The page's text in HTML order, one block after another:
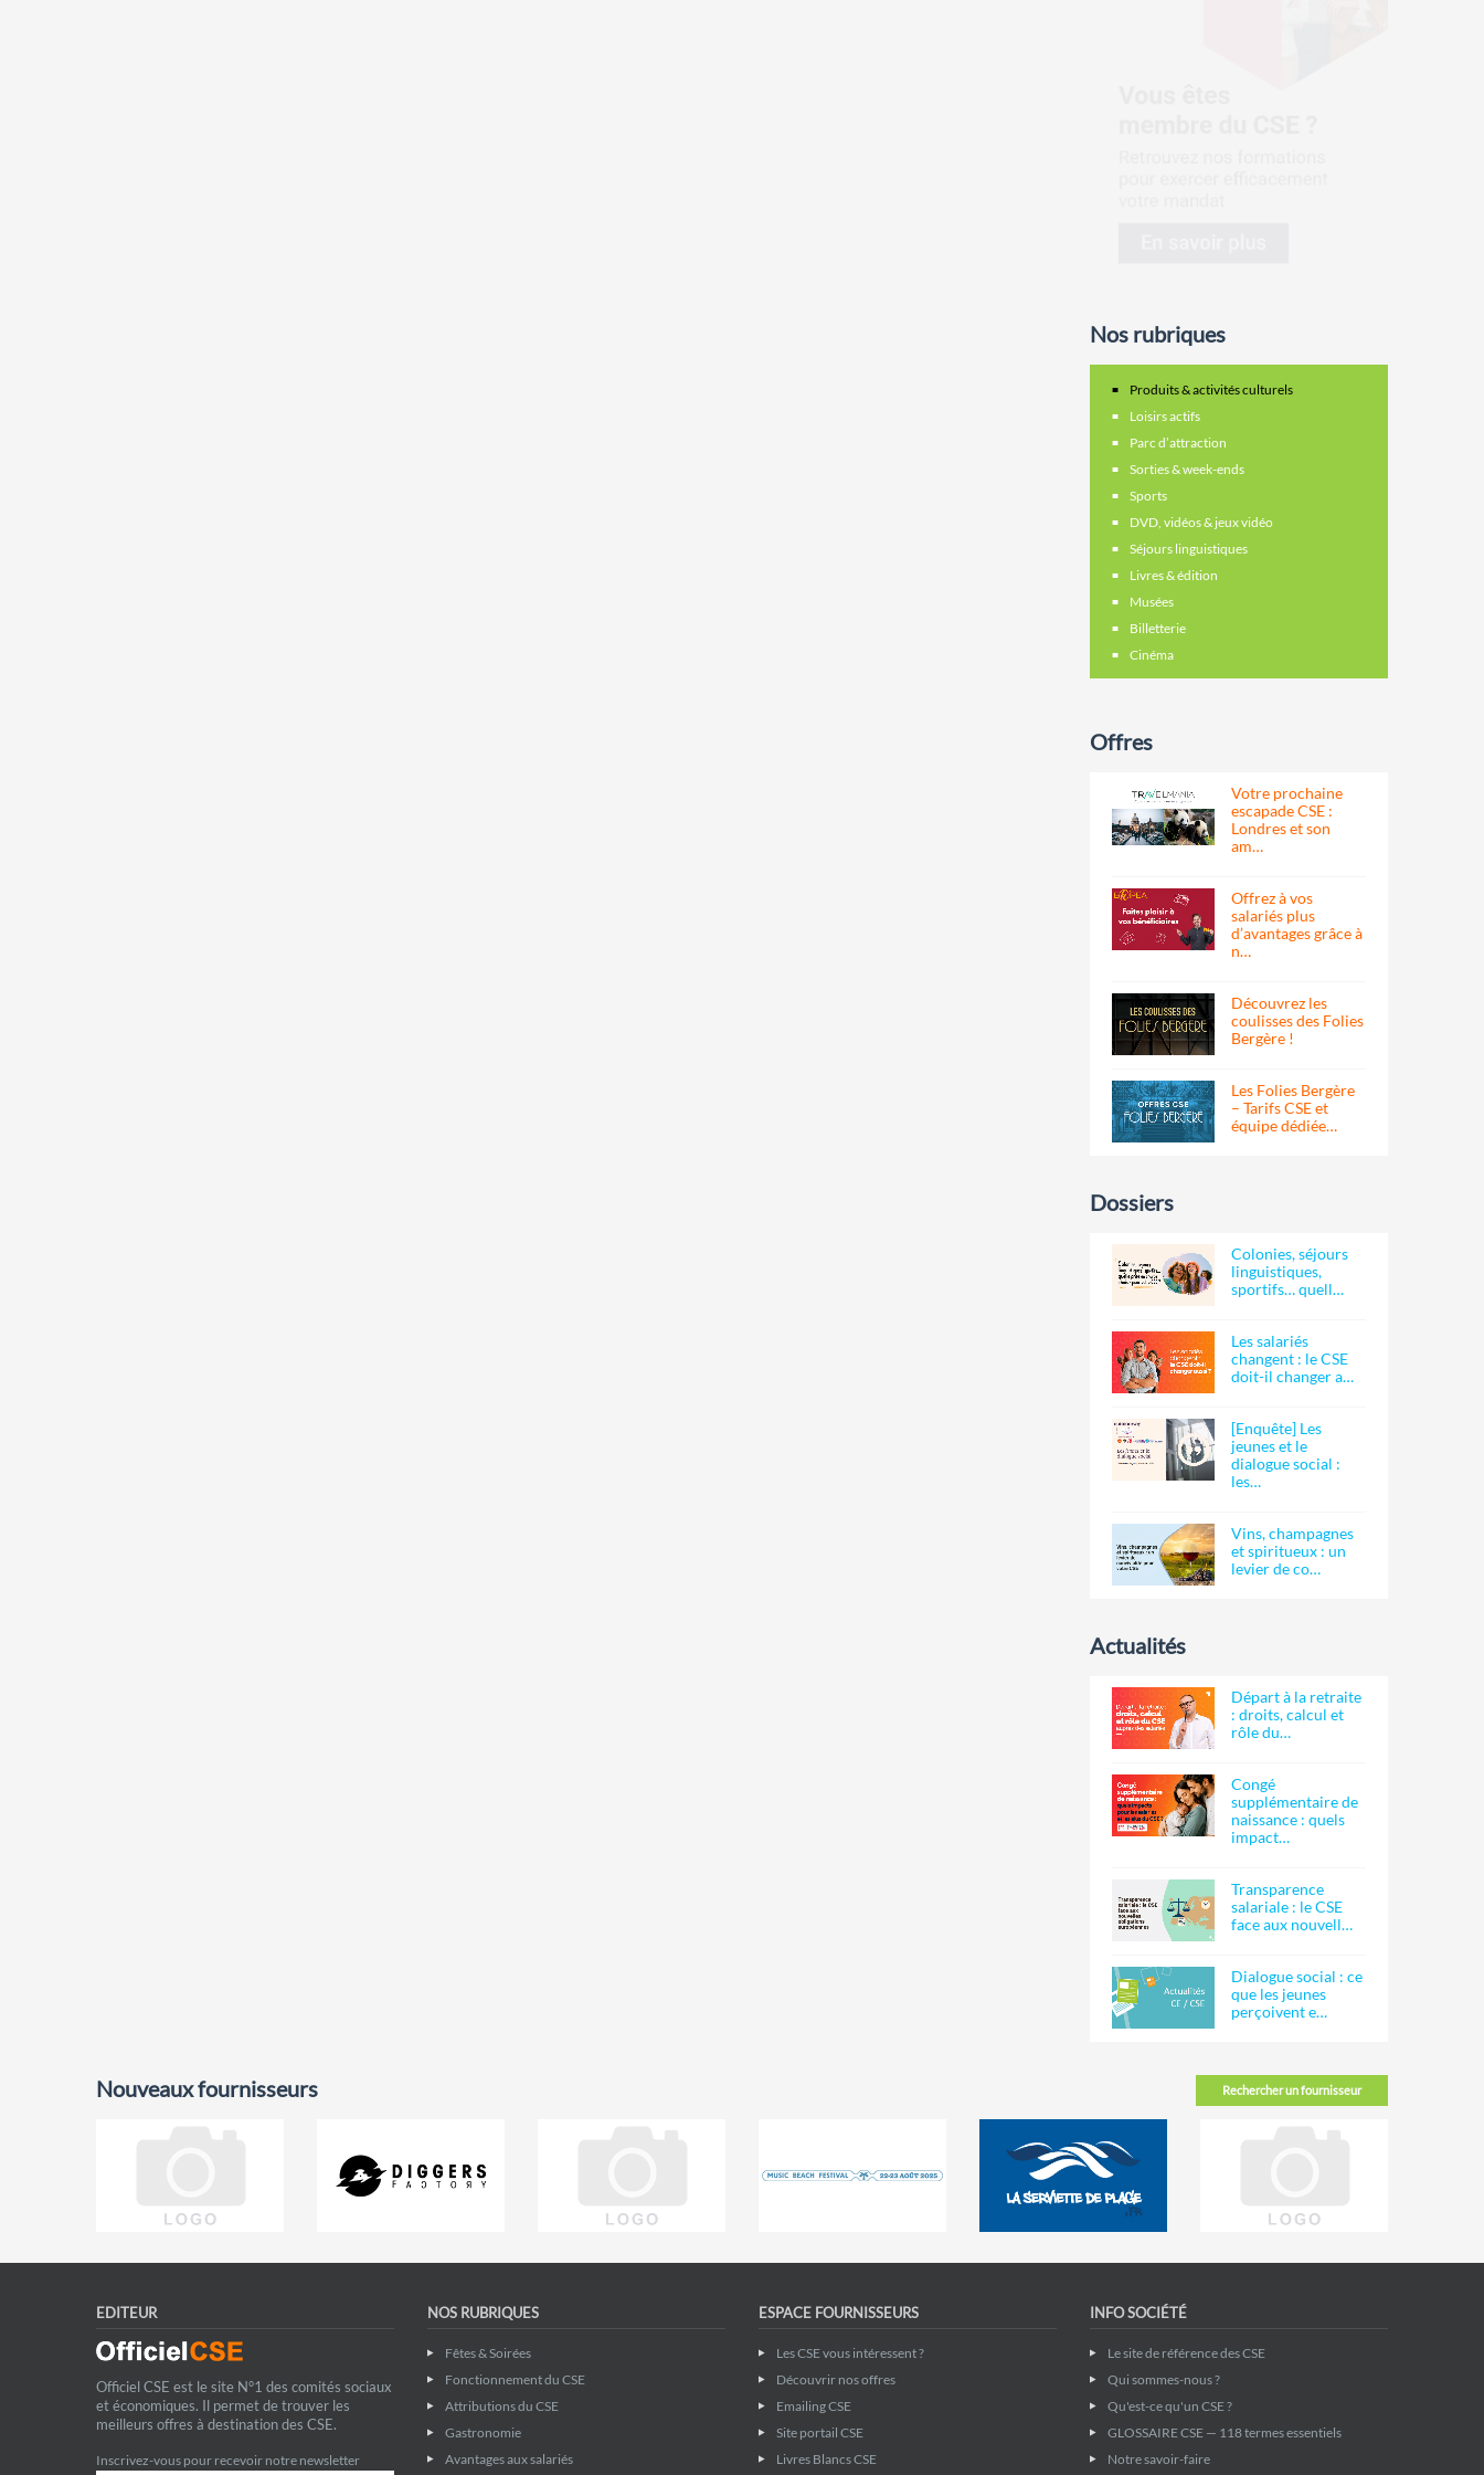
Nos rubriques
Produits & activités culturels
Loisirs actifs
Parc d’attraction
Sorties & week-ends
Sports
DVD, vidéos & jeux vidéo
Séjours linguistiques
Livres & édition
Musées
Billetterie
Cinéma
Offres
Votre prochaine
escapade CSE :
Londres et son
am…
Offrez à vos
salariés plus
d’avantages grâce à
n…
Découvrez les
coulisses des Folies
Bergère !
Les Folies Bergère
– Tarifs CSE et
équipe dédiée…
Dossiers
Colonies, séjours
linguistiques,
sportifs… quell…
Les salariés
changent : le CSE
doit-il changer a…
[Enquête] Les
jeunes et le
dialogue social :
les…
Vins, champagnes
et spiritueux : un
levier de co…
Actualités
Départ à la retraite
: droits, calcul et
rôle du…
Congé
supplémentaire de
naissance : quels
impact…
Transparence
salariale : le CSE
face aux nouvell…
Dialogue social : ce
que les jeunes
perçoivent e…
Rechercher un fournisseur
Nouveaux fournisseurs
EDITEUR
Officiel CSE est le site N°1 des comités sociaux
et économiques. Il permet de trouver les
meilleurs offres à destination des CSE.
Inscrivez-vous pour recevoir notre newsletter
NOS RUBRIQUES
Fêtes & Soirées
Fonctionnement du CSE
Attributions du CSE
Gastronomie
Avantages aux salariés
ESPACE FOURNISSEURS
Les CSE vous intéressent ?
Découvrir nos offres
Emailing CSE
Site portail CSE
Livres Blancs CSE
INFO SOCIÉTÉ
Le site de référence des CSE
Qui sommes-nous ?
Qu'est-ce qu'un CSE ?
GLOSSAIRE CSE — 118 termes essentiels
Notre savoir-faire